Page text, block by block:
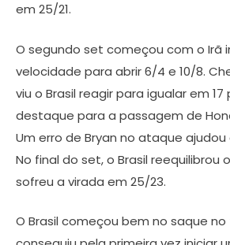
em 25/21.
O segundo set começou com o Irã
velocidade para abrir 6/4 e 10/8.
viu o Brasil reagir para igualar em
destaque para a passagem de
Um erro de Bryan no ataque ajudou
No final do set, o Brasil reequilibrou
sofreu a virada em 25/23.
O Brasil começou bem no saque